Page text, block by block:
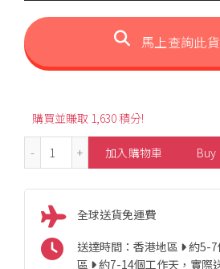
馬上查詢此
購買並賺取 1,630 積分!
0.40ct Four Leaf Style
加入購物車
全球送貨免運費
送達時間：香港地區
約5-7
區
約7-14個工作天，實際